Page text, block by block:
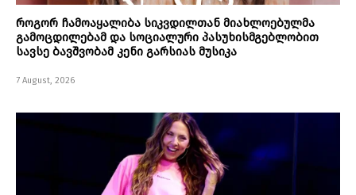
როგორ ჩამოაყალიბა სიკვდილთან მიახლოებულმა
გამოცდილებამ და სოციალური პასუხისმგებლობით
სავსე ბავშვობამ კენი გარსიას მუსიკა
7 August, 2026